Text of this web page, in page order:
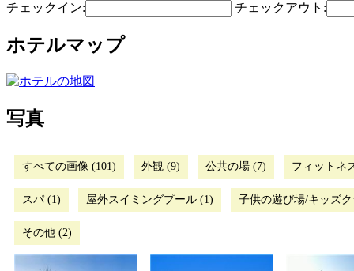
チェックイン:
チェックアウト:
ホテルマップ
写真
すべての画像 (101) 外観 (9) 公共の場 (7) フィットネ
スパ (1) 屋外スイミングプール (1) 子供の遊び場/キッズ
その他 (2)